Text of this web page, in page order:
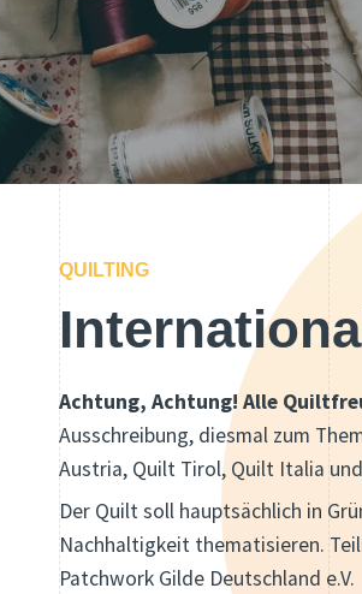
QUILTING
Achtung, Achtung! Alle
Ausschreibung, diesmal zum
Austria, Quilt Tirol, Quilt Italia
Der Quilt soll hauptsächlich in
Nachhaltigkeit thematisieren.
Patchwork Gilde Deutschland e.V.